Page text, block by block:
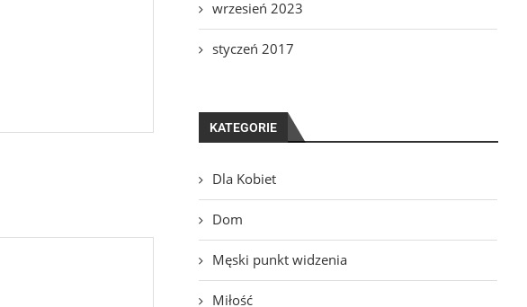
wrzesień 2023
styczeń 2017
KATEGORIE
Dla Kobiet
Dom
Męski punkt widzenia
Miłość